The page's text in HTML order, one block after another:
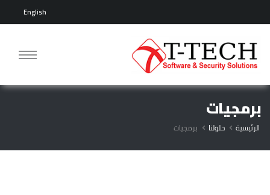
English
برمجيات
الرئيسية حلولنا برمجيات